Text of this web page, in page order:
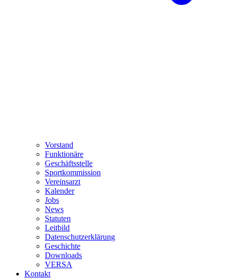
Vorstand
Funktionäre
Geschäftsstelle
Sportkommission
Vereinsarzt
Kalender
Jobs
News
Statuten
Leitbild
Datenschutzerklärung
Geschichte
Downloads
VERSA
Kontakt